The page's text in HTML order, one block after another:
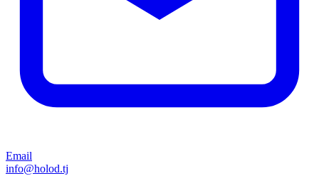
Email
info@holod.tj